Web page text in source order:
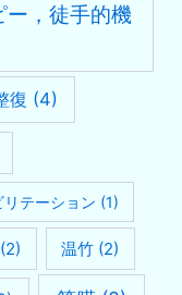
，徒手的機
復 (4)
テーション (1)
(2) 温竹 (2)